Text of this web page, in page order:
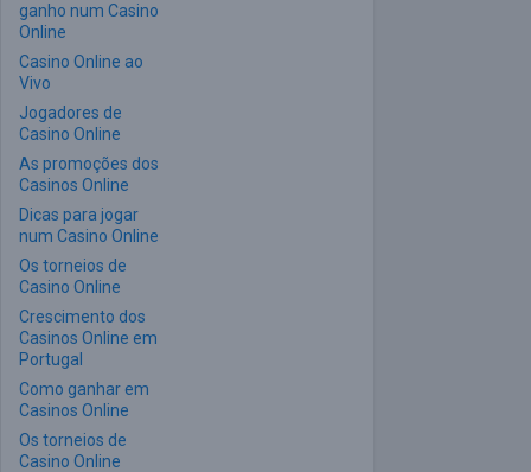
ganho num Casino
Online
Casino Online ao
Vivo
Jogadores de
Casino Online
As promoções dos
Casinos Online
Dicas para jogar
num Casino Online
Os torneios de
Casino Online
Crescimento dos
Casinos Online em
Portugal
Como ganhar em
Casinos Online
Os torneios de
Casino Online